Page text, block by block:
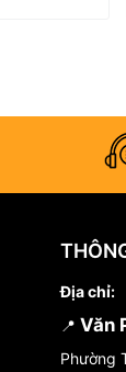
Địa chỉ:
📍 Văn
Phường